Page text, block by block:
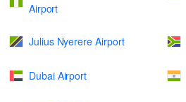
Airport
Julius Nyerere Airport
Dubai Airport